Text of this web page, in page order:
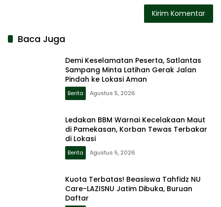
Baca Juga
Demi Keselamatan Peserta, Satlantas
Sampang Minta Latihan Gerak Jalan
Pindah ke Lokasi Aman
Berita Agustus 5, 2026
Ledakan BBM Warnai Kecelakaan Maut
di Pamekasan, Korban Tewas Terbakar
di Lokasi
Berita Agustus 5, 2026
Kuota Terbatas! Beasiswa Tahfidz NU
Care-LAZISNU Jatim Dibuka, Buruan
Daftar